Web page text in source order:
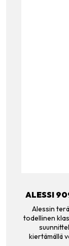
ALESSI
Alessin
todellinen
kiertämällä